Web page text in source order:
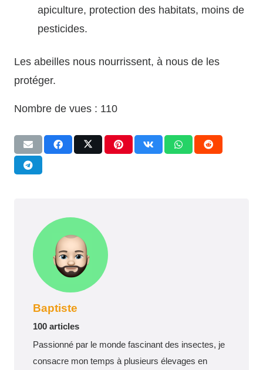
apiculture, protection des habitats, moins de
pesticides.
Les abeilles nous nourrissent, à nous de les
protéger.
Nombre de vues : 110
Baptiste
100 articles
Passionné par le monde fascinant des insectes, je
consacre mon temps à plusieurs élevages en